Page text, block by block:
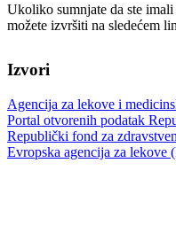
Ukoliko sumnjate da ste
možete izvršiti na sledećem
Izvori
Agencija za lekove i
Portal otvorenih podatak
Republički fond za
Evropska agencija za lekove